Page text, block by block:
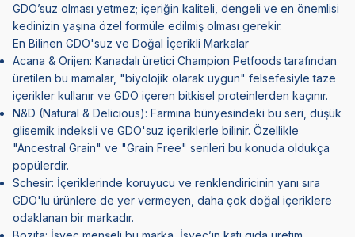
GDO’suz olması yetmez; içeriğin kaliteli, dengeli ve en önemlisi
kedinizin yaşına özel formüle edilmiş olması gerekir.
En Bilinen GDO'suz ve Doğal İçerikli Markalar
Acana & Orijen: Kanadalı üretici Champion Petfoods tarafından
üretilen bu mamalar, "biyolojik olarak uygun" felsefesiyle taze
içerikler kullanır ve GDO içeren bitkisel proteinlerden kaçınır.
N&D (Natural & Delicious): Farmina bünyesindeki bu seri, düşük
glisemik indeksli ve GDO'suz içeriklerle bilinir. Özellikle
"Ancestral Grain" ve "Grain Free" serileri bu konuda oldukça
popülerdir.
Schesir: İçeriklerinde koruyucu ve renklendiricinin yanı sıra
GDO'lu ürünlere de yer vermeyen, daha çok doğal içeriklere
odaklanan bir markadır.